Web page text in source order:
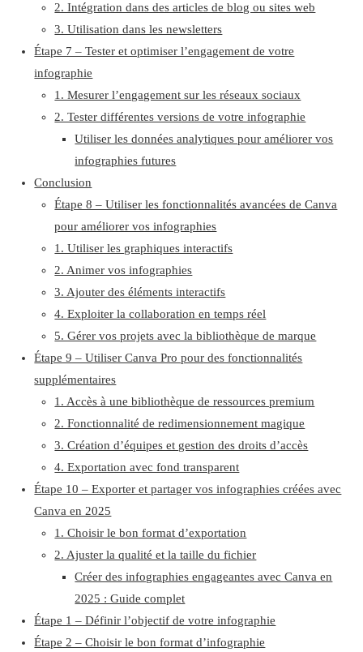
2. Intégration dans des articles de blog ou sites web
3. Utilisation dans les newsletters
Étape 7 – Tester et optimiser l’engagement de votre
infographie
1. Mesurer l’engagement sur les réseaux sociaux
2. Tester différentes versions de votre infographie
Utiliser les données analytiques pour améliorer vos
infographies futures
Conclusion
Étape 8 – Utiliser les fonctionnalités avancées de Canva
pour améliorer vos infographies
1. Utiliser les graphiques interactifs
2. Animer vos infographies
3. Ajouter des éléments interactifs
4. Exploiter la collaboration en temps réel
5. Gérer vos projets avec la bibliothèque de marque
Étape 9 – Utiliser Canva Pro pour des fonctionnalités
supplémentaires
1. Accès à une bibliothèque de ressources premium
2. Fonctionnalité de redimensionnement magique
3. Création d’équipes et gestion des droits d’accès
4. Exportation avec fond transparent
Étape 10 – Exporter et partager vos infographies créées avec
Canva en 2025
1. Choisir le bon format d’exportation
2. Ajuster la qualité et la taille du fichier
Créer des infographies engageantes avec Canva en
2025 : Guide complet
Étape 1 – Définir l’objectif de votre infographie
Étape 2 – Choisir le bon format d’infographie